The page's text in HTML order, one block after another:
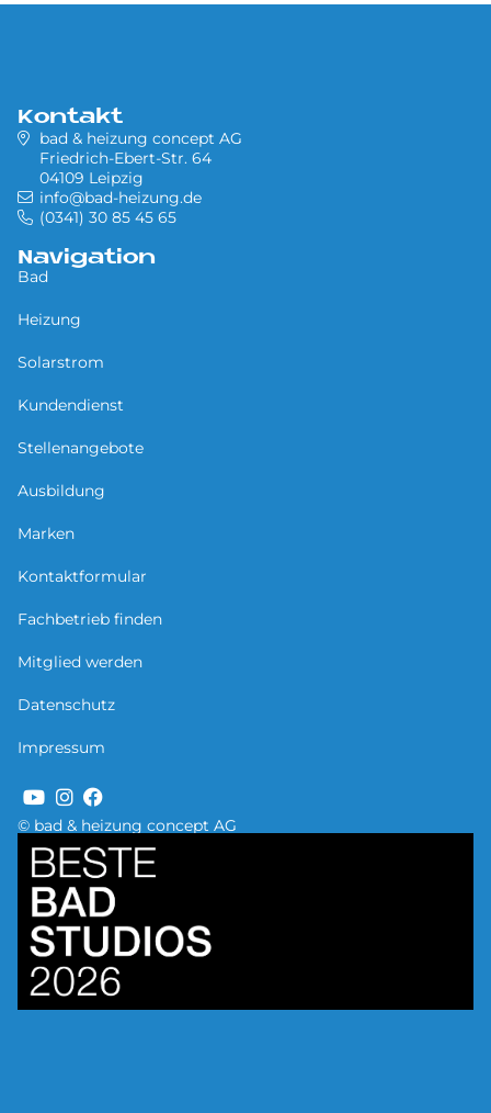
© bad & heizung concept AG
Kontakt
bad & heizung concept AG
Friedrich-Ebert-Str. 64
04109 Leipzig
info@bad-heizung.de
(0341) 30 85 45 65
Navigation
Bad
Heizung
Solarstrom
Kundendienst
Stellenangebote
Ausbildung
Marken
Kontaktformular
Fachbetrieb finden
Mitglied werden
Datenschutz
Impressum